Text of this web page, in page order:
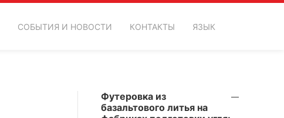
СОБЫТИЯ И НОВОСТИ КОНТАКТЫ ЯЗЫК
Футеровка из
базальтового литья на